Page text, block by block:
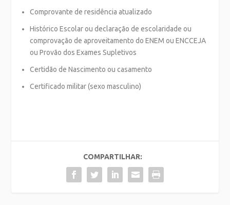
Comprovante de residência atualizado
Histórico Escolar ou declaração de escolaridade ou
comprovação de aproveitamento do ENEM ou ENCCEJA
ou Provão dos Exames Supletivos
Certidão de Nascimento ou casamento
Certificado militar (sexo masculino)
COMPARTILHAR: